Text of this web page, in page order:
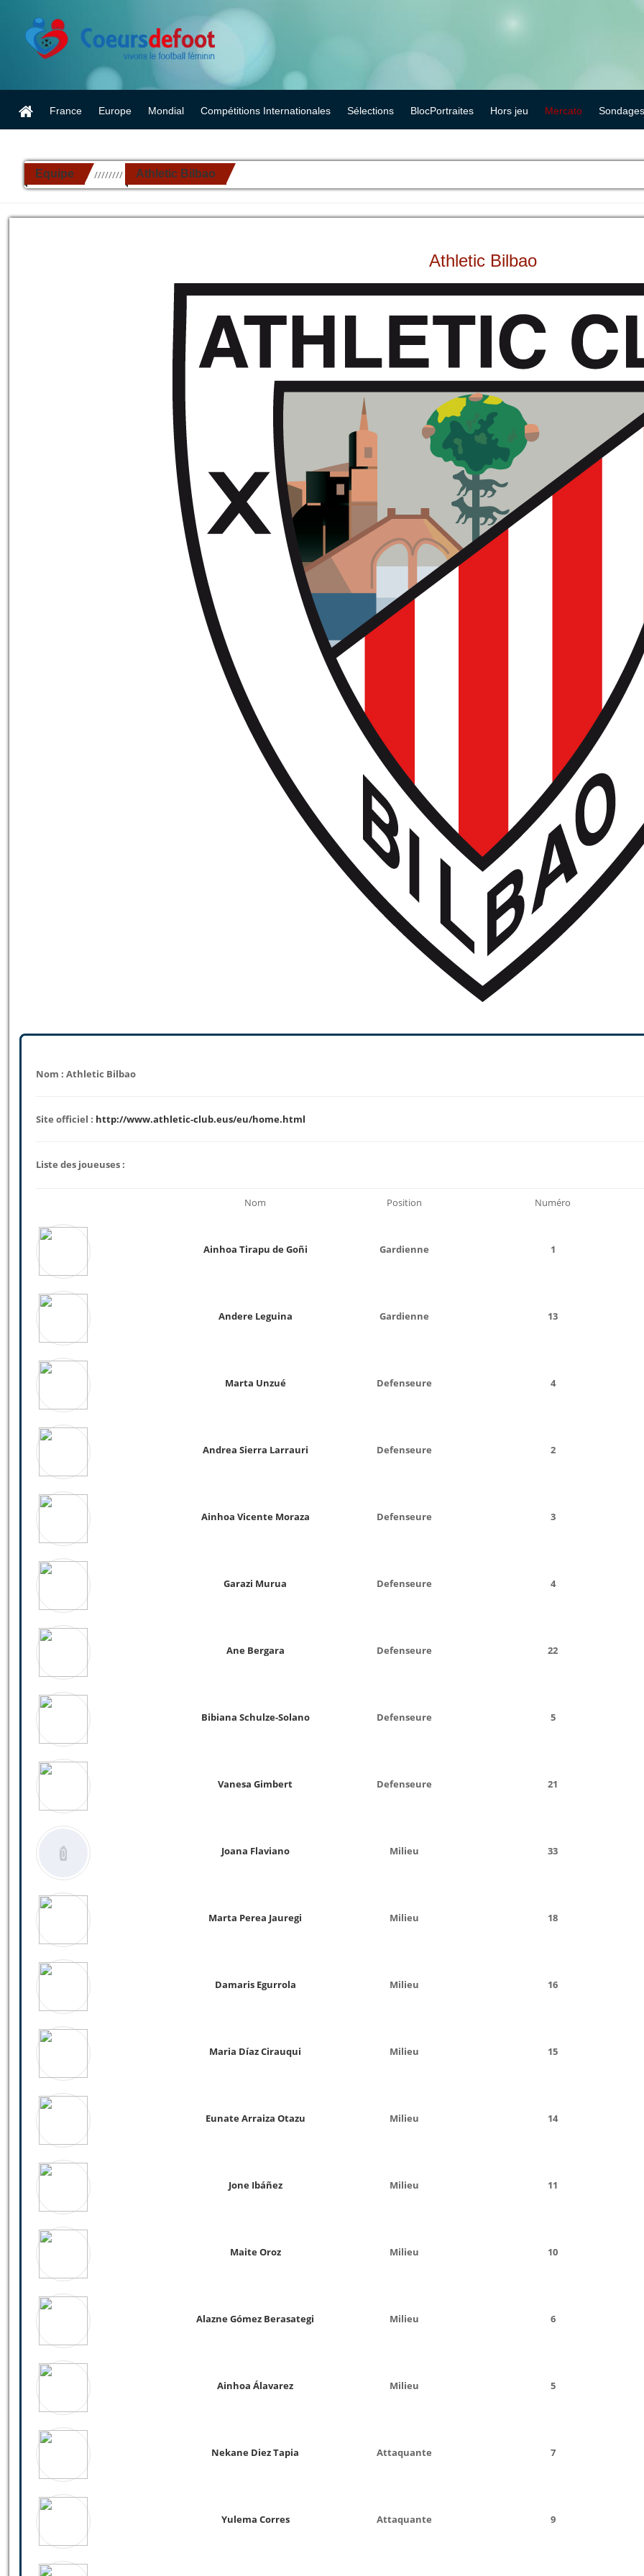
France Europe Mondial Compétitions Internationales Sélections BlocPortraites Hors jeu Mercato Sondages
Equipe ////////// Athletic Bilbao
Athletic Bilbao
Nom : Athletic Bilbao
Site officiel : http://www.athletic-club.eus/eu/home.html
Liste des joueuses :
Nom Position Numéro
Ainhoa Tirapu de Goñi Gardienne 1
Andere Leguina Gardienne 13
Marta Unzué Defenseure 4
Andrea Sierra Larrauri Defenseure 2
Ainhoa Vicente Moraza Defenseure 3
Garazi Murua Defenseure 4
Ane Bergara Defenseure 22
Bibiana Schulze-Solano Defenseure 5
Vanesa Gimbert Defenseure 21
Joana Flaviano Milieu 33
Marta Perea Jauregi Milieu 18
Damaris Egurrola Milieu 16
Maria Díaz Cirauqui Milieu 15
Eunate Arraiza Otazu Milieu 14
Jone Ibáñez Milieu 11
Maite Oroz Milieu 10
Alazne Gómez Berasategi Milieu 6
Ainhoa Álavarez Milieu 5
Nekane Diez Tapia Attaquante 7
Yulema Corres Attaquante 9